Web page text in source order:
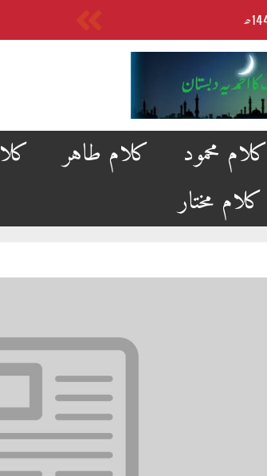
کلام محمود کلام طاہر
کلام مختار